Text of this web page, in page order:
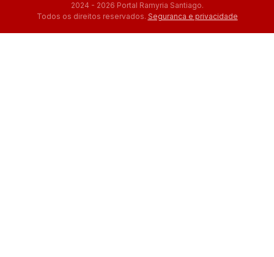
2024 - 2026 Portal Ramyria Santiago.
Todos os direitos reservados. Seguranca e privacidade